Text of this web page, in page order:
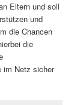
Eltern und soll
und
die Chancen
die
im Netz sicher